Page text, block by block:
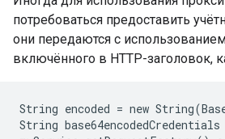
потребоваться предоставить
они передаются с
включённого в HTTP-заголовок,
String encoded = new
String